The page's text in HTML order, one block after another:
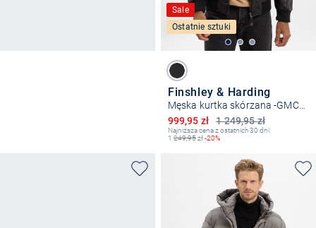
Sale
Ostatnie sztuki
Finshley & Harding
Męska kurtka skórzana -GMChicago
1 249,95 zł
Obniżona cena
999,95 zł
Najniższa cena z ostatnich 30 dni:
1 249,95zł-20%